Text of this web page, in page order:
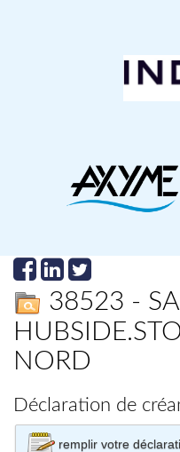
38523 -
NORD
Déclaration de
remplir votre